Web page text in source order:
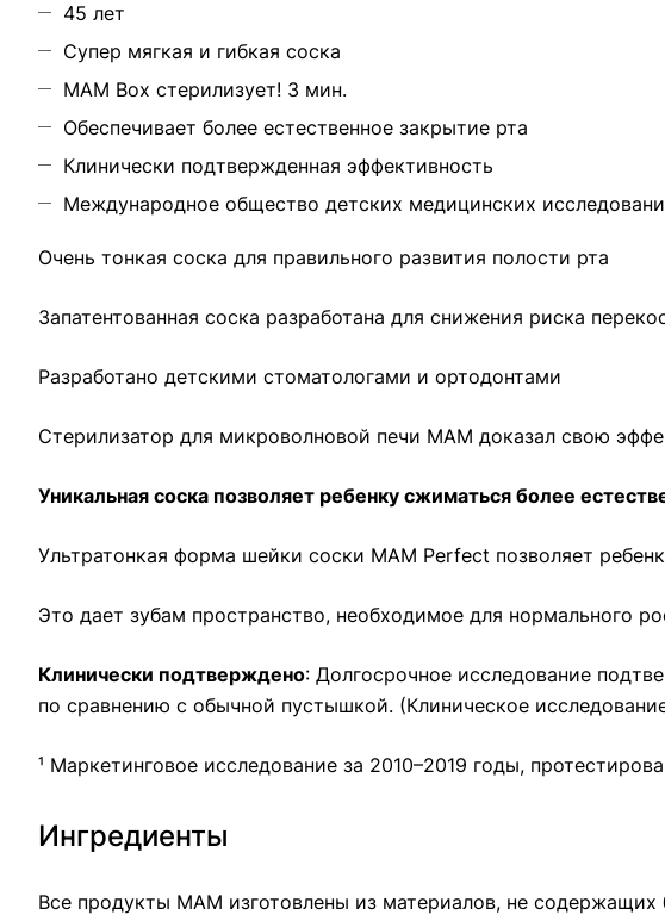
45 лет
Супер мягкая и гибкая соска
MAM Box стерилизует! 3 мин.
Обеспечивает более естественное закрытие рта
Клинически подтвержденная эффективность
Международное общество детских медицинских
Очень тонкая соска для правильного развития полости рта
Запатентованная соска разработана для снижения риска
Разработано детскими стоматологами и ортодонтами
Стерилизатор для микроволновой печи MAM доказал свою
Уникальная соска позволяет ребенку сжиматься более
Ультратонкая форма шейки соски MAM Perfect позволяет
Это дает зубам пространство, необходимое для нормального
Клинически подтверждено: Долгосрочное исследование
по сравнению с обычной пустышкой. (Клиническое
¹ Маркетинговое исследование за 2010–2019 годы,
Ингредиенты
Все продукты MAM изготовлены из материалов, не